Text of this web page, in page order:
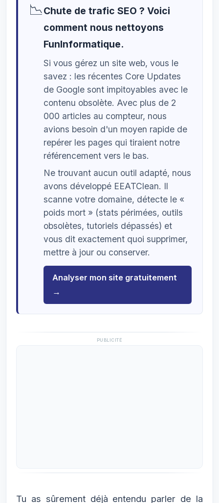
📉Chute de trafic SEO ? Voici
comment nous nettoyons
FunInformatique.
Si vous gérez un site web, vous le
savez : les récentes Core Updates
de Google sont impitoyables avec le
contenu obsolète. Avec plus de 2
000 articles au compteur, nous
avions besoin d'un moyen rapide de
repérer les pages qui tiraient notre
référencement vers le bas.
Ne trouvant aucun outil adapté, nous
avons développé EEATClean. Il
scanne votre domaine, détecte le «
poids mort » (stats périmées, outils
obsolètes, tutoriels dépassés) et
vous dit exactement quoi supprimer,
mettre à jour ou conserver.
Analyser mon site gratuitement
→
PUBLICITÉ
Tu as sûrement déjà entendu parler de la